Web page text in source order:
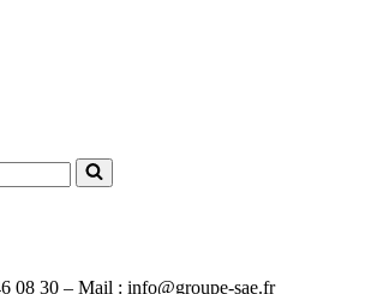
08 30 – Mail : info@groupe-sae.fr